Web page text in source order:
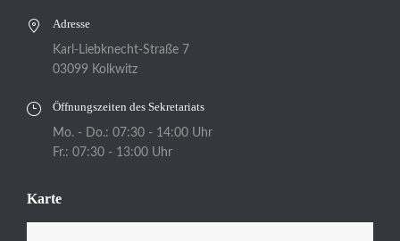
Adresse
Karl-Liebknecht-Straße 7
03099 Kolkwitz
Öffnungszeiten des Sekretariats
Mo. - Do.: 07:30 - 14:00 Uhr
Fr.: 07:30 - 13:00 Uhr
Karte